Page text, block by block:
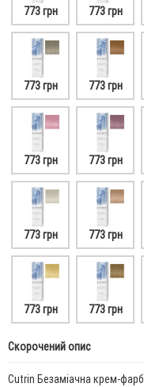
773 грн 773 грн
773 грн 773 грн
773 грн 773 грн
773 грн 773 грн
773 грн 773 грн
Скорочений опис
Cutrin Безаміачна крем-